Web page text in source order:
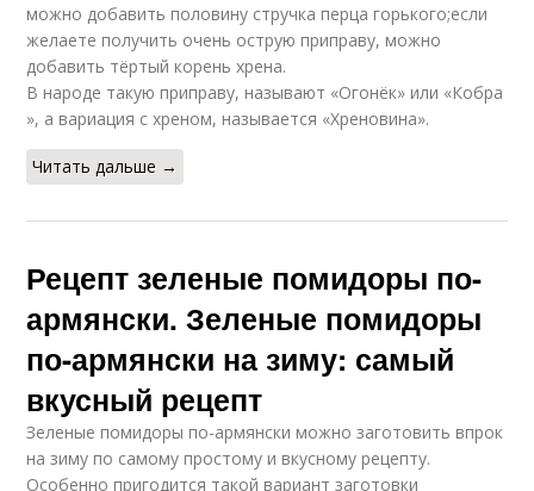
можно добавить половину стручка перца горького;если
желаете получить очень острую приправу, можно
добавить тёртый корень хрена.
В народе такую приправу, называют «Огонёк» или «Кобра
», а вариация с хреном, называется «Хреновина».
Читать дальше →
Рецепт зеленые помидоры по-
армянски. Зеленые помидоры
по-армянски на зиму: самый
вкусный рецепт
Зеленые помидоры по-армянски можно заготовить впрок
на зиму по самому простому и вкусному рецепту.
Особенно пригодится такой вариант заготовки